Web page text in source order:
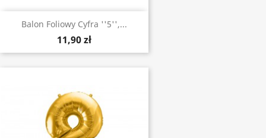
Balon Foliowy Cyfra ''5'',...
11,90 zł